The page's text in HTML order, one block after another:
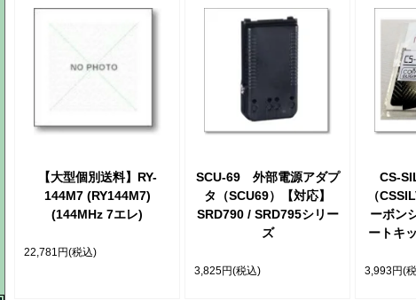
【大型個別送料】RY-
144M7 (RY144M7)
(144MHz 7エレ)
22,781円(税込)
SCU-69 外部電源アダプ
タ（SCU69）【対応】
SRD790 / SRD795シリー
ズ
3,825円(税込)
CS-
（
ーボン
ートキ
【ゆ】
3,993円(